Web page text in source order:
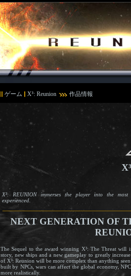
ゲーム X³: Reunion 作品情報
X³: REUNION immerses the player into the
experienced.
NEXT GENERATION OF
The Sequel to the award winning X²: The Threat will
story, new ships and a new gameplay to greatly
of X³: Reunion will be more complex than anything
built by NPCs, wars can affect the global economy,
more realistically.